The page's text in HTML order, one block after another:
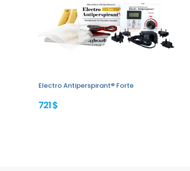
Electro Antiperspirant® Forte
721 $